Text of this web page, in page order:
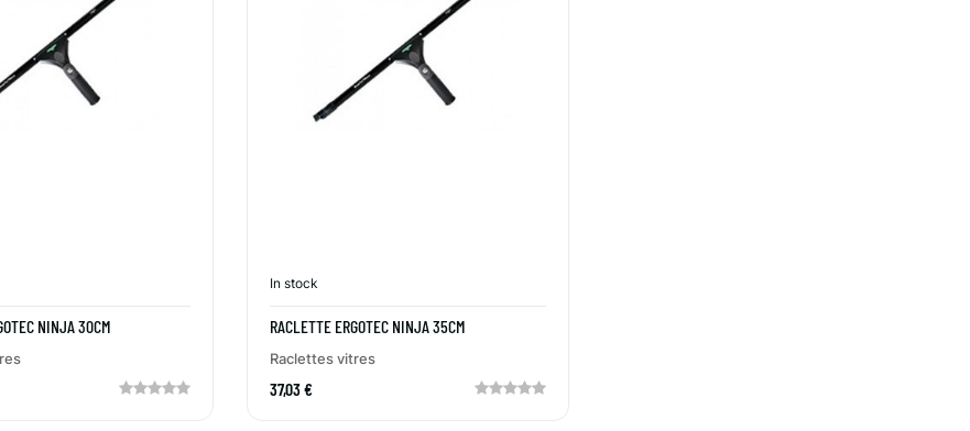
NINJA 30CM
In stock
RACLETTE ERGOTEC NINJA 35CM
Raclettes vitres
37,03 €